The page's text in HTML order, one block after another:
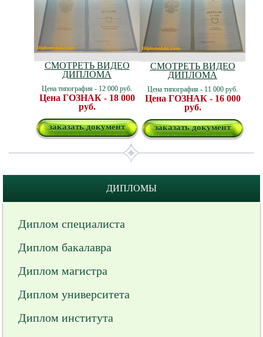
СМОТРЕТЬ ВИДЕО
ДИПЛОМА
Цена типография - 12 000 руб.
Цена ГОЗНАК - 18 000
руб.
заказать документ
СМОТРЕТЬ ВИДЕО
ДИПЛОМА
Цена типография - 11 000 руб.
Цена ГОЗНАК - 16 000
руб.
заказать документ
ДИПЛОМЫ
Диплом специалиста
Диплом бакалавра
Диплом магистра
Диплом университета
Диплом института